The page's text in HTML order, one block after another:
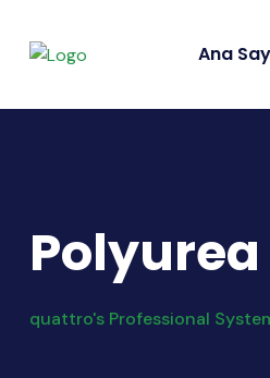
Ana
quattro's Professional